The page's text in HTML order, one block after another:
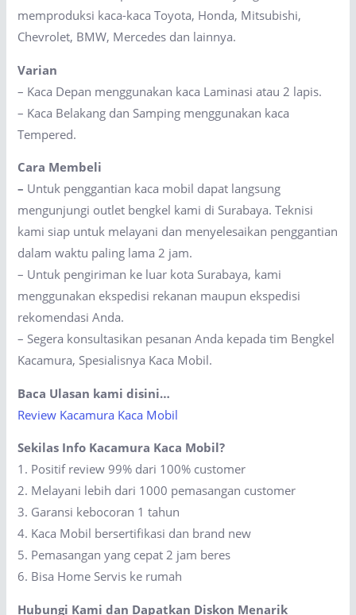
memproduksi kaca-kaca Toyota, Honda, Mitsubishi,
Chevrolet, BMW, Mercedes dan lainnya.
Varian
– Kaca Depan menggunakan kaca Laminasi atau 2 lapis.
– Kaca Belakang dan Samping menggunakan kaca
Tempered.
Cara Membeli
– Untuk penggantian kaca mobil dapat langsung
mengunjungi outlet bengkel kami di Surabaya. Teknisi
kami siap untuk melayani dan menyelesaikan penggantian
dalam waktu paling lama 2 jam.
– Untuk pengiriman ke luar kota Surabaya, kami
menggunakan ekspedisi rekanan maupun ekspedisi
rekomendasi Anda.
– Segera konsultasikan pesanan Anda kepada tim Bengkel
Kacamura, Spesialisnya Kaca Mobil.
Baca Ulasan kami disini…
Review Kacamura Kaca Mobil
Sekilas Info Kacamura Kaca Mobil?
1. Positif review 99% dari 100% customer
2. Melayani lebih dari 1000 pemasangan customer
3. Garansi kebocoran 1 tahun
4. Kaca Mobil bersertifikasi dan brand new
5. Pemasangan yang cepat 2 jam beres
6. Bisa Home Servis ke rumah
Hubungi Kami dan Dapatkan Diskon Menarik